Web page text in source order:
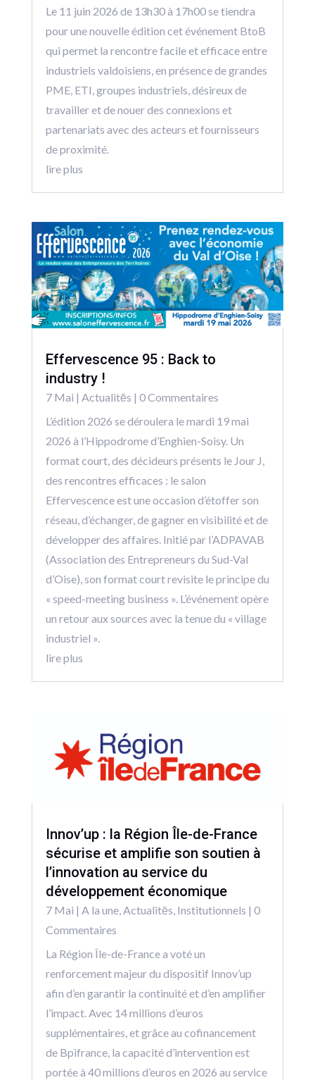
Le 11 juin 2026 de 13h30 à 17h00 se tiendra
pour une nouvelle édition cet événement BtoB
qui permet la rencontre facile et efficace entre
industriels valdoisiens, en présence de grandes
PME, ETI, groupes industriels, désireux de
travailler et de nouer des connexions et
partenariats avec des acteurs et fournisseurs
de proximité.
lire plus
Effervescence 95 : Back to
industry !
7 Mai | Actualitēs | 0 Commentaires
L’édition 2026 se déroulera le mardi 19 mai
2026 à l’Hippodrome d’Enghien-Soisy. Un
format court, des décideurs présents le Jour J,
des rencontres efficaces : le salon
Effervescence est une occasion d’étoffer son
réseau, d’échanger, de gagner en visibilité et de
développer des affaires. Initié par l’ADPAVAB
(Association des Entrepreneurs du Sud-Val
d’Oise), son format court revisite le principe du
« speed-meeting business ». L’événement opère
un retour aux sources avec la tenue du « village
industriel ».
lire plus
Innov’up : la Région Île-de-France
sécurise et amplifie son soutien à
l’innovation au service du
développement économique
7 Mai | A la une, Actualitēs Institutionnels | 0
Commentaires
La Région Île-de-France a voté un
renforcement majeur du dispositif Innov’up
afin d’en garantir la continuité et d’en amplifier
l’impact. Avec 14 millions d’euros
supplémentaires, et grâce au cofinancement
de Bpifrance, la capacité d’intervention est
portée à 40 millions d’euros en 2026 au service